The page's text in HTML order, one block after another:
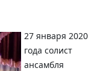
27 января 2020
года солист
ансамбля